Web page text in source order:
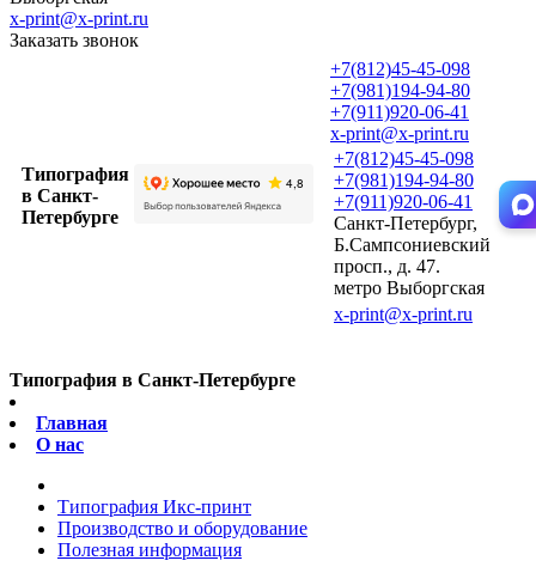
x-print@x-print.ru
Заказать звонок
Типография
в Санкт-
Петербурге
+7(812)45-45-098
+7(981)194-94-80
+7(911)920-06-41
x-print@x-print.ru
+7(812)45-45-098
+7(981)194-94-80
+7(911)920-06-41
Санкт-Петербург,
Б.Сампсониевский
просп., д. 47.
метро Выборгская
x-print@x-print.ru
Типография в Санкт-Петербурге
Главная
О нас
Типография Икс-принт
Производство и оборудование
Полезная информация